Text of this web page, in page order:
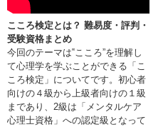
こころ検定とは？ 難易度・評判・
受験資格まとめ
今回のテーマは‟こころ”を理解し
て心理学を学ぶことができる「こ
ころ検定」についてです。初心者
向けの４級から上級者向けの１級
まであり、2級は「メンタルケア
心理士資格」への認定級となって